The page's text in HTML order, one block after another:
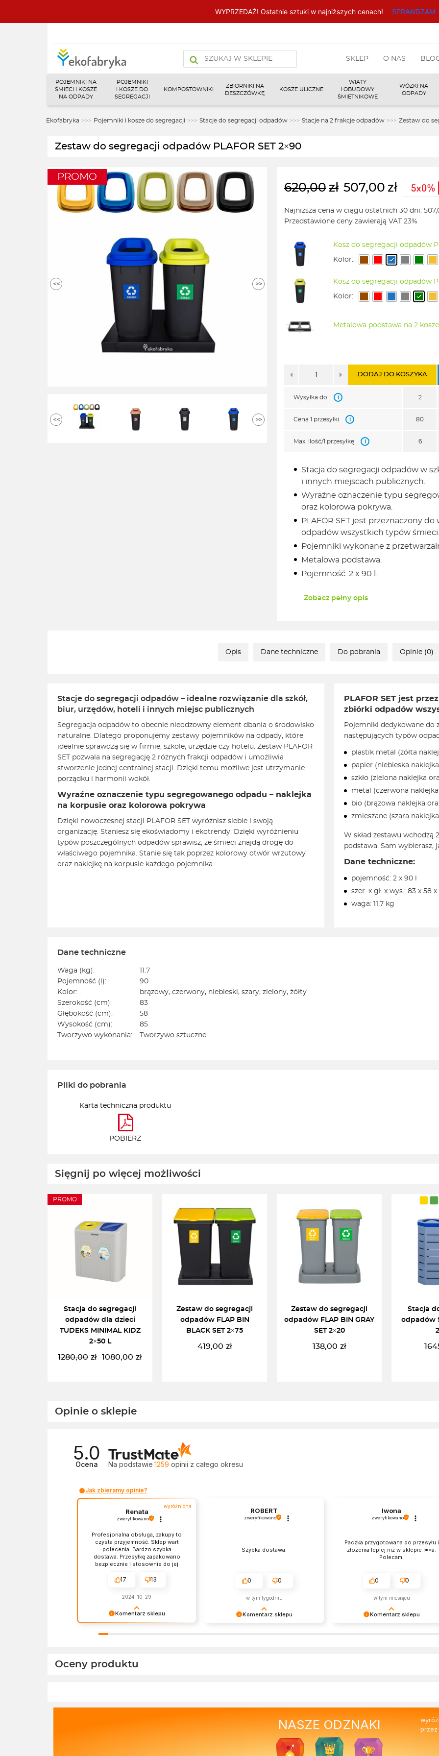
WYPRZEDAŻ! Ostatnie sztuki w najniższych cenach! SPRAWDZAM
produktów
SKLEP O NAS
POJEMNIKI NA
ŚMIECI I KOSZE
NA ODPADY
POJEMNIKI
I KOSZE DO
SEGREGACJI
KOMPOSTOWNIKI
ZBIORNIKI NA
DESZCZÓWKĘ
KOSZE ULICZNE
WIATY
I OBUDOWY
ŚMIETNIKOWE
WÓZKI NA
ODPADY
Ekofabryka >>> Pojemniki i kosze do segregacji >>> Stacje do segregacji odpadów >>> Stacje na 2 frakcje odpadów >>> Zestaw do
Zestaw do segregacji odpadów PLAFOR SET 2×90
PROMO
<< >>
<< >>
620,00 zł
Pierwotna
wynosiła:
620,00zł.
507,00 zł
Aktualna
wynosi:
507,00zł.
Najniższa cena w ciągu ostatnich 30 dni:
Przedstawione ceny zawierają VAT 23%
Kosz do segregacji odpadów
Kolor:
Kosz do segregacji odpadów
Kolor:
Metalowa podstawa na 2
DODAJ DO KOSZYKA
Wysyłka do i 2
Cena 1 przesyłki i 80
Max. ilość/1 przesyłkę i 6
Stacja do segregacji odpadów w
i innych miejscach publicznych.
Wyraźne oznaczenie typu
oraz kolorowa pokrywa.
PLAFOR SET jest przeznaczony
odpadów wszystkich typów śmieci.
Pojemniki wykonane z
Metalowa podstawa.
Pojemność: 2 x 90 l.
Zobacz pełny opis
Opis Dane techniczne Do pobrania Opinie (0)
Stacje do segregacji odpadów – idealne rozwiązanie dla szkół,
biur, urzędów, hoteli i innych miejsc publicznych
Segregacja odpadów to obecnie nieodzowny element dbania o środowisko
naturalne. Dlatego proponujemy zestawy pojemników na odpady, które
idealnie sprawdzą się w firmie, szkole, urzędzie czy hotelu. Zestaw PLAFOR
SET pozwala na segregację 2 różnych frakcji odpadów i umożliwia
stworzenie jednej centralnej stacji. Dzięki temu możliwe jest utrzymanie
porządku i harmonii wokół.
Wyraźne oznaczenie typu segregowanego odpadu – naklejka
na korpusie oraz kolorowa pokrywa
Dzięki nowoczesnej stacji PLAFOR SET wyróżnisz siebie i swoją
organizację. Staniesz się ekoświadomy i ekotrendy. Dzięki wyróżnieniu
typów poszczególnych odpadów sprawisz, że śmieci znajdą drogę do
właściwego pojemnika. Stanie się tak poprzez kolorowy otwór wrzutowy
oraz naklejkę na korpusie każdego pojemnika.
PLAFOR SET jest
zbiórki odpadów
Pojemniki dedykowane do
następujących typów
plastik metal (żółta
papier (niebieska
szkło (zielona naklejka
metal (czerwona
bio (brązowa naklejka
zmieszane (szara
W skład zestawu
podstawa. Sam wybierasz,
Dane techniczne:
pojemność: 2 x 90 l
szer. x gł. x wys.: 83 x 58
waga: 11,7 kg
Dane techniczne
Waga (kg):
11.7
Pojemność (l):
90
Kolor:
brązowy, czerwony, niebieski, szary, zielony, żółty
Szerokość (cm):
83
Głębokość (cm):
58
Wysokość (cm):
85
Tworzywo wykonania:
Tworzywo sztuczne
Pliki do pobrania
Karta techniczna produktu
POBIERZ
Sięgnij po więcej możliwości
PROMO
Stacja do segregacji
odpadów dla dzieci
TUDEKS MINIMAL KIDZ
2×50 L
1280,00 zł
Pierwotna
1080,00 zł
Aktualna
Zestaw do segregacji
odpadów FLAP BIN
BLACK SET 2×75
419,00 zł
Zestaw do segregacji
odpadów FLAP BIN GRAY
SET 2×20
138,00 zł
Stacja
odpadów
Opinie o sklepie
5.0
Ocena Na podstawie 1259 opinii z całego okresu
Jak zbieramy opinie?
Komentarz sklepu
pozdrowieniami, Zespół Ekofabryki
wyróżniona
Renata
zweryfikowano
Profesjonalna obsługa, zakupy to
czysta przyjemność. Sklep wart
polecenia. Bardzo szybka
dostawa. Przesyłkę zapakowano
bezpiecznie i stosownie do jej
jakość produktów - wszystko bez
17 13
2024-10-29
Komentarz sklepu
ROBERT
zweryfikowano
Szybka dostawa.
0 0
w tym tygodniu
Komentarz sklepu
Iwona
zweryfikowano
Paczka przygotowana do przesyłu i
złożenia lepiej niż w sklepie I**a.
Polecam.
0 0
w tym miesiącu
Oceny produktu
NASZE ODZNAKI
przez